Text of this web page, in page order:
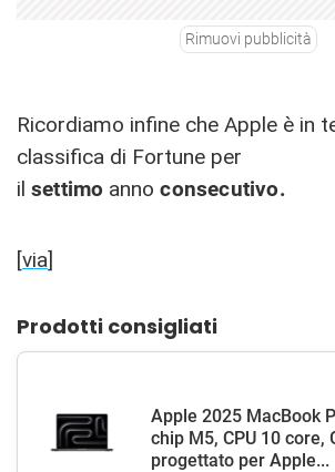
Rimuovi pubblicità
Ricordiamo infine che Apple è in
classifica di Fortune per
il settimo annoconsecutivo.
[via]
Prodotti consigliati
Apple 2025 MacBook
chip M5, CPU 10 core,
progettato per Apple...